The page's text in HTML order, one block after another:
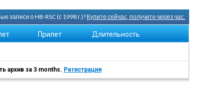
записи о HB-RSC (с 1998 г.)? Купите сейчас, получите через час.
Прилет Длительность
архив за 3 months. Регистрация